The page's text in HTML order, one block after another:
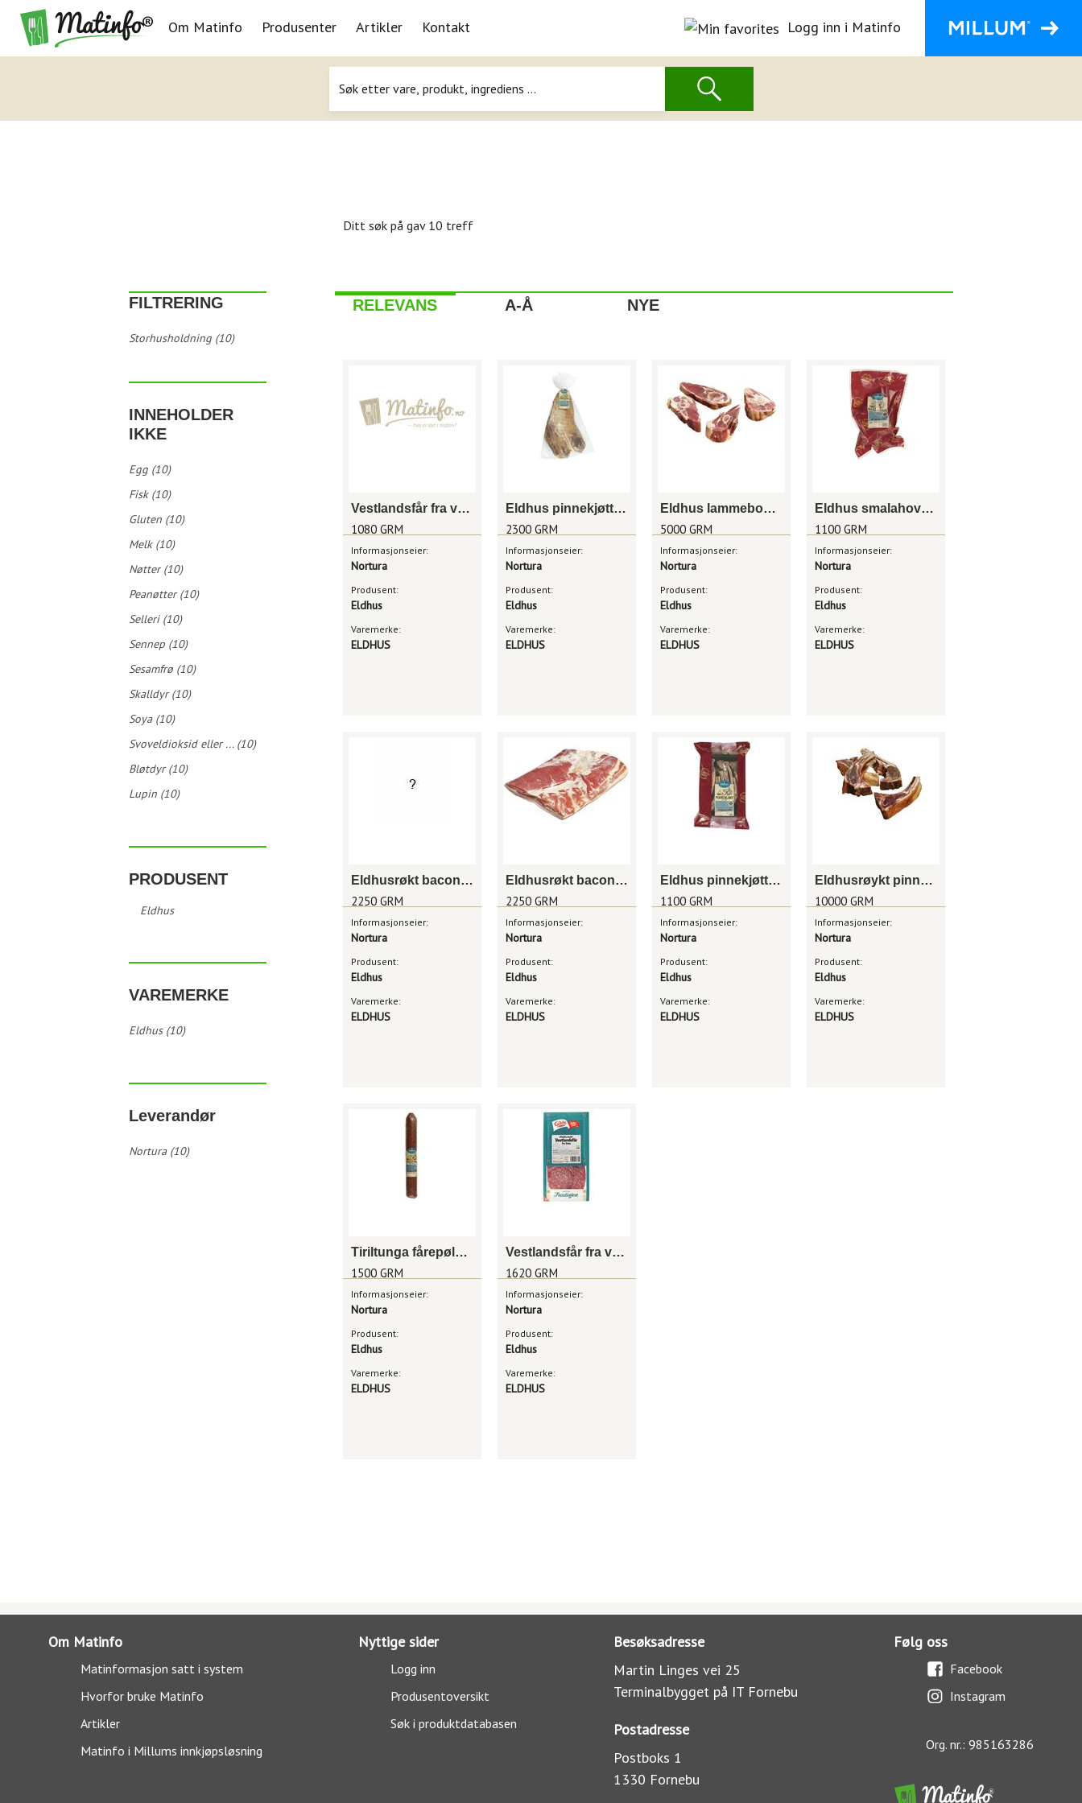
Navigasjon
Om Matinfo Produsenter Artikler Kontakt Logg inn i Matinfo
Ditt søk på gav 10 treff
FILTRERING
Storhusholdning (10)
INNEHOLDER
IKKE
Egg (10)
Fisk (10)
Gluten (10)
Melk (10)
Nøtter (10)
Peanøtter (10)
Selleri (10)
Sennep (10)
Sesamfrø (10)
Skalldyr (10)
Soya (10)
Svoveldioksid eller ... (10)
Bløtdyr (10)
Lupin (10)
PRODUSENT
Eldhus
VAREMERKE
Eldhus (10)
Leverandør
Nortura (10)
RELEVANS A-Å NYE
Vestlandsfår fra voss 12x90g enh
1080 GRM
Informasjonseier:
Nortura
Produsent:
Eldhus
Varemerke:
ELDHUS
Eldhus pinnekjøtt lam hel 2,3kg pk
2300 GRM
Informasjonseier:
Nortura
Produsent:
Eldhus
Varemerke:
ELDHUS
Eldhus lammebog skivet fryst
5000 GRM
Informasjonseier:
Nortura
Produsent:
Eldhus
Varemerke:
ELDHUS
Eldhus smalahove delt 1,1kg enh fr
1100 GRM
Informasjonseier:
Nortura
Produsent:
Eldhus
Varemerke:
ELDHUS
Eldhusrøkt bacon u/svor bit pk frys
2250 GRM
Informasjonseier:
Nortura
Produsent:
Eldhus
Varemerke:
ELDHUS
Eldhusrøkt bacon u/svor, bit
2250 GRM
Informasjonseier:
Nortura
Produsent:
Eldhus
Varemerke:
ELDHUS
Eldhus pinnekjøtt lam kappet pk
1100 GRM
Informasjonseier:
Nortura
Produsent:
Eldhus
Varemerke:
ELDHUS
Eldhusrøykt pinnekjøt lam 10kg frys
10000 GRM
Informasjonseier:
Nortura
Produsent:
Eldhus
Varemerke:
ELDHUS
Tiriltunga fårepølse hel 1,5kg
1500 GRM
Informasjonseier:
Nortura
Produsent:
Eldhus
Varemerke:
ELDHUS
Vestlandsfår fra voss 18x90g enh
1620 GRM
Informasjonseier:
Nortura
Produsent:
Eldhus
Varemerke:
ELDHUS
Om Matinfo
Matinformasjon satt i system
Hvorfor bruke Matinfo
Artikler
Matinfo i Millums innkjøpsløsning
Nyttige sider
Logg inn
Produsentoversikt
Søk i produktdatabasen
Besøksadresse
Martin Linges vei 25
Terminalbygget på IT Fornebu
Postadresse
Postboks 1
1330 Fornebu
Følg oss
Facebook
Instagram
Org. nr.: 985163286